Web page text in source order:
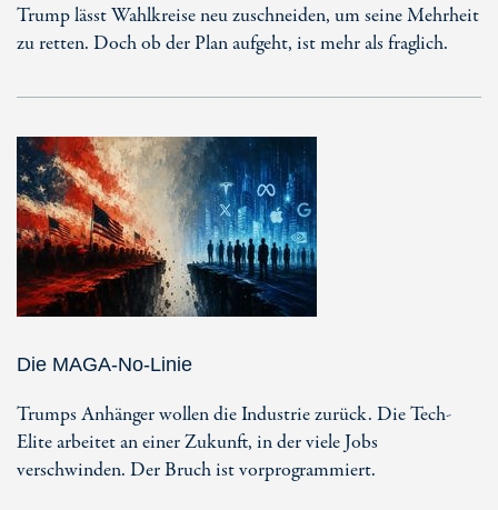
Trump lässt Wahlkreise neu zuschneiden, um seine Mehrheit
zu retten. Doch ob der Plan aufgeht, ist mehr als fraglich.
Die MAGA-No-Linie
Trumps Anhänger wollen die Industrie zurück. Die Tech-
Elite arbeitet an einer Zukunft, in der viele Jobs
verschwinden. Der Bruch ist vorprogrammiert.